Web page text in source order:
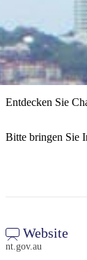
Entdecken Sie
Bitte bringen Sie
Website
nt.gov.au